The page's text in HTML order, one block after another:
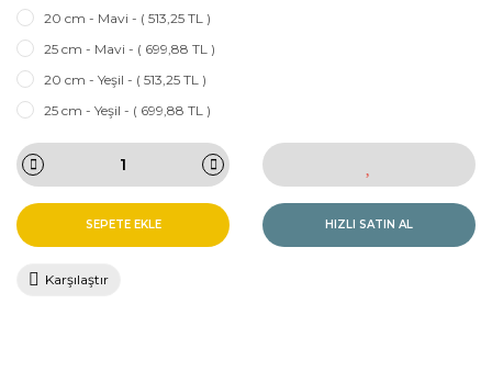
20 cm - Mavi - ( 513,25 TL )
25 cm - Mavi - ( 699,88 TL )
20 cm - Yeşil - ( 513,25 TL )
25 cm - Yeşil - ( 699,88 TL )
SEPETE EKLE HIZLI SATIN AL
Karşılaştır